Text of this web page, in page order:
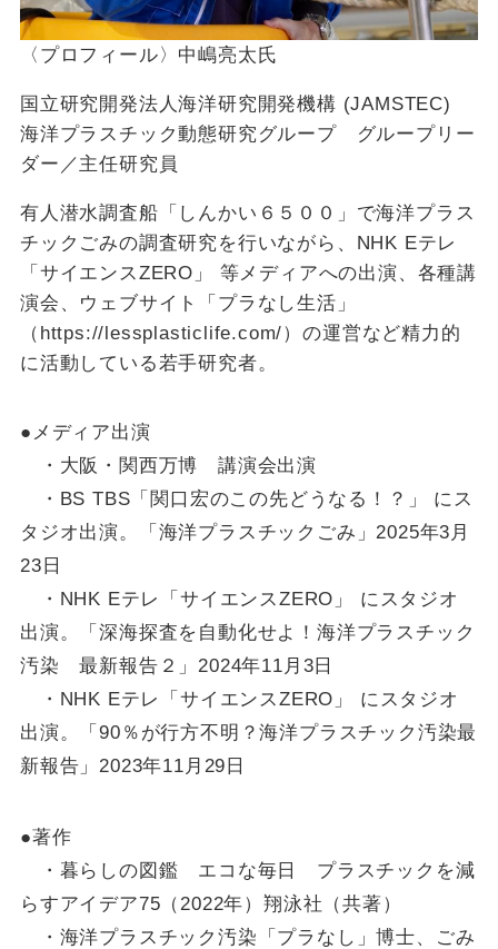
〈プロフィール〉中嶋亮太氏
国立研究開発法人海洋研究開発機構 (JAMSTEC)
海洋プラスチック動態研究グループ グループリー
ダー／主任研究員
有人潜水調査船「しんかい６５００」で海洋プラス
チックごみの調査研究を行いながら、NHK Eテレ
「サイエンスZERO」 等メディアへの出演、各種講
演会、ウェブサイト「プラなし生活」
（https://lessplasticlife.com/）の運営など精力的
に活動している若手研究者。
●メディア出演
・大阪・関西万博 講演会出演
・BS TBS「関口宏のこの先どうなる！？」 にス
タジオ出演。「海洋プラスチックごみ」2025年3月
23日
・NHK Eテレ「サイエンスZERO」 にスタジオ
出演。「深海探査を自動化せよ！海洋プラスチック
汚染 最新報告２」2024年11月3日
・NHK Eテレ「サイエンスZERO」 にスタジオ
出演。「90％が行方不明？海洋プラスチック汚染最
新報告」2023年11月29日
●著作
・暮らしの図鑑 エコな毎日 プラスチックを減
らすアイデア75（2022年）翔泳社（共著）
・海洋プラスチック汚染「プラなし」博士、ごみ